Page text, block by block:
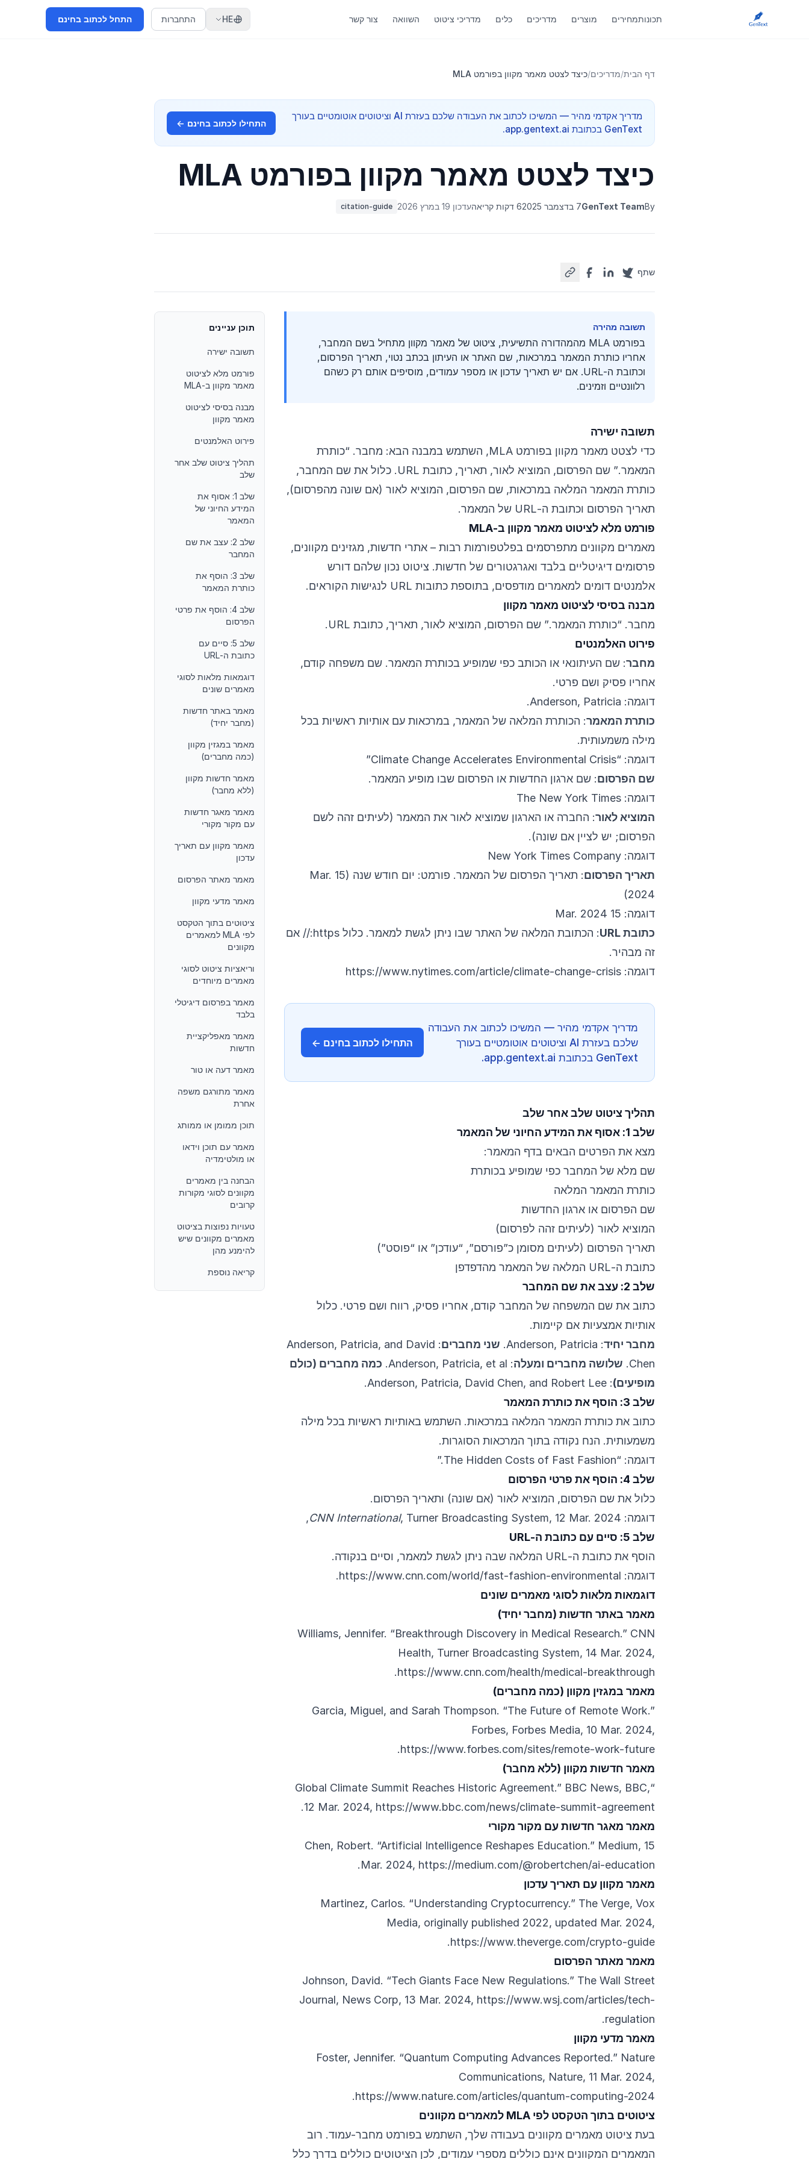
תכונותמחירים מוצרים מדריכים כלים מדריכי ציטוט השוואה צור קשר HE התחברות התחל לכתוב בחינם
דף הבית/מדריכים/כיצד לצטט מאמר מקוון בפורמט MLA
מדריך אקדמי מהיר — המשיכו לכתוב את העבודה שלכם בעזרת AI וציטוטים אוטומטיים בעורך
GenText בכתובת app.gentext.ai.
התחילו לכתוב בחינם ←
כיצד לצטט מאמר מקוון בפורמט MLA
By
GenText Team7 בדצמבר 2025 6 דקות קריאה עדכון 19 במרץ 2026 citation-guide
שתף
תשובה מהירה
בפורמט MLA מהמהדורה התשיעית, ציטוט של מאמר מקוון מתחיל בשם המחבר,
אחריו כותרת המאמר במרכאות, שם האתר או העיתון בכתב נטוי, תאריך הפרסום,
וכתובת ה-URL. אם יש תאריך עדכון או מספר עמודים, מוסיפים אותם רק כשהם
רלוונטיים וזמינים.
תשובה ישירה
כדי לצטט מאמר מקוון בפורמט MLA, השתמש במבנה הבא: מחבר. “כותרת
המאמר.” שם הפרסום, המוציא לאור, תאריך, כתובת URL. כלול את שם המחבר,
כותרת המאמר המלאה במרכאות, שם הפרסום, המוציא לאור (אם שונה מהפרסום),
תאריך הפרסום וכתובת ה-URL של המאמר.
פורמט מלא לציטוט מאמר מקוון ב-MLA
מאמרים מקוונים מתפרסמים בפלטפורמות רבות – אתרי חדשות, מגזינים מקוונים,
פרסומים דיגיטליים בלבד ואגרגטורים של חדשות. ציטוט נכון שלהם דורש
אלמנטים דומים למאמרים מודפסים, בתוספת כתובות URL לנגישות הקוראים.
מבנה בסיסי לציטוט מאמר מקוון
מחבר. “כותרת המאמר.” שם הפרסום, המוציא לאור, תאריך, כתובת URL.
פירוט האלמנטים
מחבר: שם העיתונאי או הכותב כפי שמופיע בכותרת המאמר. שם משפחה קודם,
אחריו פסיק ושם פרטי.
דוגמה: Anderson, Patricia.
כותרת המאמר: הכותרת המלאה של המאמר, במרכאות עם אותיות ראשיות בכל
מילה משמעותית.
דוגמה: “Climate Change Accelerates Environmental Crisis”
שם הפרסום: שם ארגון החדשות או הפרסום שבו מופיע המאמר.
דוגמה: The New York Times
המוציא לאור: החברה או הארגון שמוציא לאור את המאמר (לעיתים זהה לשם
הפרסום; יש לציין אם שונה).
דוגמה: New York Times Company
תאריך הפרסום
: תאריך הפרסום של המאמר. פורמט: יום חודש שנה (15 Mar.
2024)
דוגמה: 15 Mar. 2024
כתובת URL
: הכתובת המלאה של האתר שבו ניתן לגשת למאמר. כלול https:// אם
זה מבהיר.
דוגמה: https://www.nytimes.com/article/climate-change-crisis
מדריך אקדמי מהיר — המשיכו לכתוב את העבודה
שלכם בעזרת AI וציטוטים אוטומטיים בעורך
GenText בכתובת app.gentext.ai.
התחילו לכתוב בחינם ←
תהליך ציטוט שלב אחר שלב
שלב 1: אסוף את המידע החיוני של המאמר
מצא את הפרטים הבאים בדף המאמר:
שם מלא של המחבר כפי שמופיע בכותרת
כותרת המאמר המלאה
שם הפרסום או ארגון החדשות
המוציא לאור (לעיתים זהה לפרסום)
תאריך הפרסום (לעיתים מסומן כ”פורסם”, “עודכן” או “פוסט”)
כתובת ה-URL המלאה של המאמר מהדפדפן
שלב 2: עצב את שם המחבר
כתוב את שם המשפחה של המחבר קודם, אחריו פסיק, רווח ושם פרטי. כלול
אותיות אמצעיות אם קיימות.
מחבר יחיד: Anderson, Patricia. שני מחברים : Anderson, Patricia, and David
Chen. שלושה מחברים ומעלה: Anderson, Patricia, et al.
כמה מחברים (כולם
מופיעים): Anderson, Patricia, David Chen, and Robert Lee.
שלב 3: הוסף את כותרת המאמר
כתוב את כותרת המאמר המלאה במרכאות. השתמש באותיות ראשיות בכל מילה
משמעותית. הנח נקודה בתוך המרכאות הסוגרות.
דוגמה: “The Hidden Costs of Fast Fashion.”
שלב 4: הוסף את פרטי הפרסום
כלול את שם הפרסום, המוציא לאור (אם שונה) ותאריך הפרסום.
דוגמה:
CNN International, Turner Broadcasting System, 12 Mar. 2024,
שלב 5: סיים עם כתובת ה-URL
הוסף את כתובת ה-URL המלאה שבה ניתן לגשת למאמר, וסיים בנקודה.
דוגמה: https://www.cnn.com/world/fast-fashion-environmental
.
דוגמאות מלאות לסוגי מאמרים שונים
מאמר באתר חדשות (מחבר יחיד)
Williams, Jennifer. “Breakthrough Discovery in Medical Research.” CNN
Health, Turner Broadcasting System, 14 Mar. 2024,
https://www.cnn.com/health/medical-breakthrough
.
מאמר במגזין מקוון (כמה מחברים)
Garcia, Miguel, and Sarah Thompson. “The Future of Remote Work.”
Forbes, Forbes Media, 10 Mar. 2024,
https://www.forbes.com/sites/remote-work-future
.
מאמר חדשות מקוון (ללא מחבר)
“Global Climate Summit Reaches Historic Agreement.” BBC News, BBC,
12 Mar. 2024, https://www.bbc.com/news/climate-summit-agreement
.
מאמר מאגר חדשות עם מקור מקורי
Chen, Robert. “Artificial Intelligence Reshapes Education.” Medium, 15
Mar. 2024, https://medium.com/@robertchen/ai-education
.
מאמר מקוון עם תאריך עדכון
Martinez, Carlos. “Understanding Cryptocurrency.” The Verge, Vox
Media, originally published 2022, updated Mar. 2024,
https://www.theverge.com/crypto-guide
.
מאמר מאתר הפרסום
Johnson, David. “Tech Giants Face New Regulations.” The Wall Street
Journal, News Corp, 13 Mar. 2024, https://www.wsj.com/articles/tech-
regulation
.
מאמר מדעי מקוון
Foster, Jennifer. “Quantum Computing Advances Reported.” Nature
Communications, Nature, 11 Mar. 2024,
https://www.nature.com/articles/quantum-computing-2024
.
ציטוטים בתוך הטקסט לפי MLA למאמרים מקוונים
בעת ציטוט מאמרים מקוונים בעבודה שלך, השתמש בפורמט מחבר-עמוד. רוב
המאמרים המקוונים אינם כוללים מספרי עמודים, לכן הציטוטים כוללים בדרך כלל
תוכן עניינים
תשובה ישירה
פורמט מלא לציטוט
מאמר מקוון ב-MLA
מבנה בסיסי לציטוט
מאמר מקוון
פירוט האלמנטים
תהליך ציטוט שלב אחר
שלב
שלב 1: אסוף את
המידע החיוני של
המאמר
שלב 2: עצב את שם
המחבר
שלב 3: הוסף את
כותרת המאמר
שלב 4: הוסף את פרטי
הפרסום
שלב 5: סיים עם
כתובת ה-URL
דוגמאות מלאות לסוגי
מאמרים שונים
מאמר באתר חדשות
(מחבר יחיד)
מאמר במגזין מקוון
(כמה מחברים)
מאמר חדשות מקוון
(ללא מחבר)
מאמר מאגר חדשות
עם מקור מקורי
מאמר מקוון עם תאריך
עדכון
מאמר מאתר הפרסום
מאמר מדעי מקוון
ציטוטים בתוך הטקסט
לפי MLA למאמרים
מקוונים
וריאציות ציטוט לסוגי
מאמרים מיוחדים
מאמר בפרסום דיגיטלי
בלבד
מאמר מאפליקציית
חדשות
מאמר דעה או טור
מאמר מתורגם משפה
אחרת
תוכן ממומן או ממותג
מאמר עם תוכן וידאו
או מולטימדיה
הבחנה בין מאמרים
מקוונים לסוגי מקורות
קרובים
טעויות נפוצות בציטוט
מאמרים מקוונים שיש
להימנע מהן
קריאה נוספת